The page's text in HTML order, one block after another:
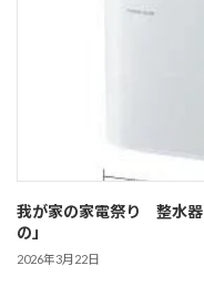
我が家の家電祭り 整水器
の」
2026年3月22日